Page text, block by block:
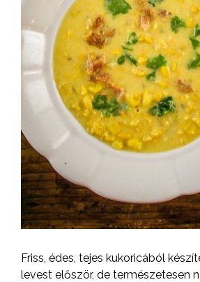
Friss, édes, tejes kukoricából
levest először, de természetesen